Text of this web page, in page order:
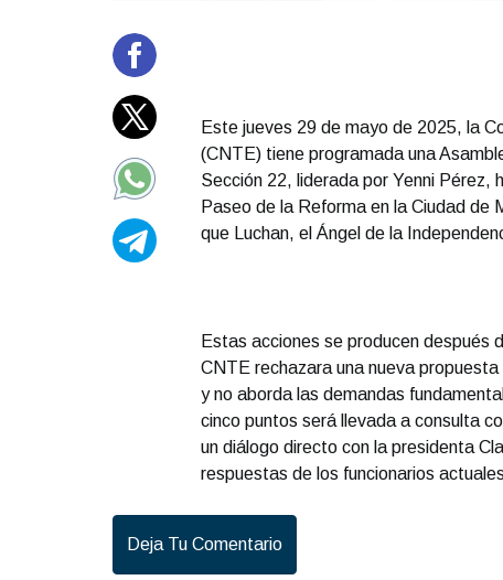
Este jueves 29 de mayo de 2025, la
(CNTE) tiene programada una
Sección 22, liderada por Yenni Pérez,
Paseo de la Reforma en la Ciudad de
que Luchan, el Ángel de la
Estas acciones se producen después
CNTE rechazara una nueva
y no aborda las demandas
cinco puntos será llevada a consulta
un diálogo directo con la presidenta
respuestas de los funcionarios
Deja Tu Comentario